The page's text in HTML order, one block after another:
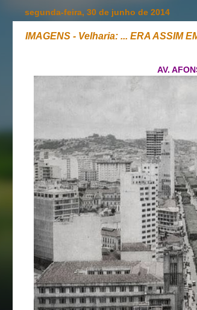
segunda-feira, 30 de junho de 2014
IMAGENS - Velharia: ... ERA ASSIM
AV.